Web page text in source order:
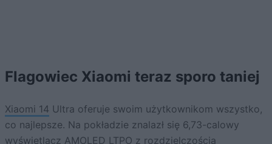
Flagowiec Xiaomi teraz sporo taniej
Xiaomi 14 Ultra oferuje swoim użytkownikom wszystko,
co najlepsze. Na pokładzie znalazł się 6,73-calowy
wyświetlacz AMOLED LTPO z rozdzielczością